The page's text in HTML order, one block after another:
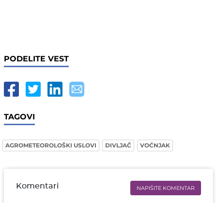
PODELITE VEST
TAGOVI
AGROMETEOROLOŠKI USLOVI DIVLJAČ VOĆNJAK
Komentari NAPIŠITE KOMENTAR